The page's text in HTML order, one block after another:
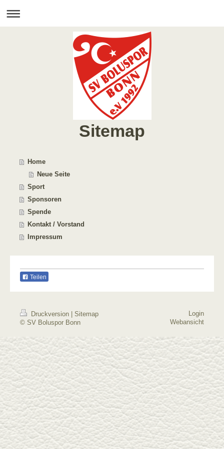
Sitemap
Home
Neue Seite
Sport
Sponsoren
Spende
Kontakt / Vorstand
Impressum
Teilen
Druckversion
Sitemap
© SV Boluspor Bonn
Login
Webansicht